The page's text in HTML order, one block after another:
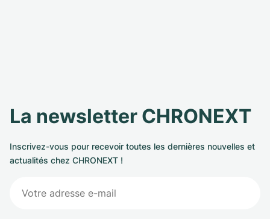
La newsletter CHRONEXT
Inscrivez-vous pour recevoir toutes les dernières nouvelles et
actualités chez CHRONEXT !